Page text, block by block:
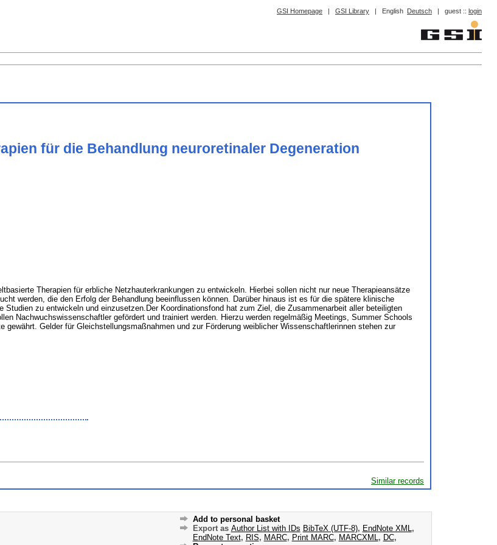
GSI Homepage | GSI Library | English Deutsch | guest :: login
für die Behandlung neuroretinaler Degeneration
Therapien für erbliche Netzhauterkrankungen zu entwickeln. Hierbei sollen nicht nur neue Therapieansätze
werden, die den Erfolg der Behandlung beeinflussen können. Darüber hinaus ist es für die spätere klinische
zu entwickeln und einzusetzen.Der Koordinationsfond hat zum Ziel, die Zusammenarbeit aller beteiligten
Nachwuchswissenschaftler gefördert und trainiert werden. Hierzu werden regelmäßig Meetings, Summer Schools
Gelder für Gleichstellungsmaßnahmen und zur Förderung weiblicher Wissenschaftlerinnen stehen zur
Similar records
Add to personal basket
Export as Author List with IDs BibTeX (UTF-8), EndNote XML ,
EndNote Text, RIS, MARC, Print MARC, MARCXML , DC,